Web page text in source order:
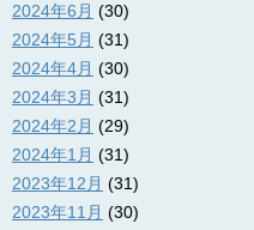
2024年6月 (30)
2024年5月 (31)
2024年4月 (30)
2024年3月 (31)
2024年2月 (29)
2024年1月 (31)
2023年12月 (31)
2023年11月 (30)